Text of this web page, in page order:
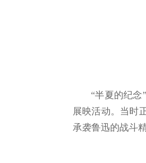
“半夏的纪
展映活动。当时
承袭鲁迅的战斗精